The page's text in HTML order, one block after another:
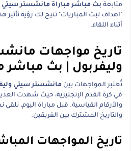
متابعة بث مباشر مباراة مانشستر سيتي
"اهداف لبث المباريات" تتيح لك رؤية تأثير
أثناء اللقاء.
تاريخ مواجهات
وليفربول | بث مباشر
تُعتبر المواجهات بين مانشستر سيتي
في كرة القدم الإنجليزية، حيث شهدت
والأرقام القياسية. قبل مباراة اليوم، نلقي
والتاريخ المشترك بين الفريقين.
تاريخ المواجهات